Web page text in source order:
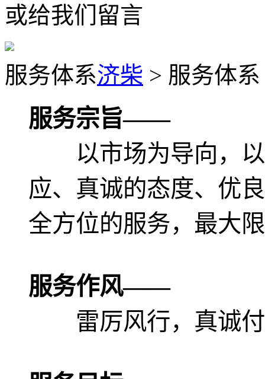
或给我们留言
服务体系济柴 > 服务体系
服务宗旨——
以市场为导向，
应、真诚的态度、优
全方位的服务，最大
服务作风——
雷厉风行，真诚